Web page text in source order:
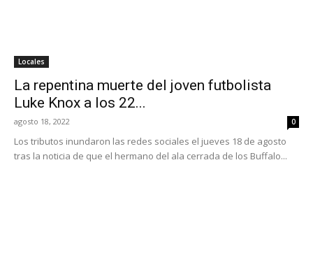
Locales
La repentina muerte del joven futbolista
Luke Knox a los 22...
agosto 18, 2022 0
Los tributos inundaron las redes sociales el jueves 18 de agosto
tras la noticia de que el hermano del ala cerrada de los Buffalo...